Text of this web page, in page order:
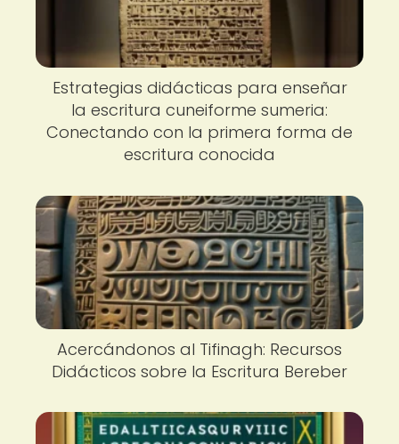
Estrategias didácticas para enseñar
la escritura cuneiforme sumeria:
Conectando con la primera forma de
escritura conocida
Acercándonos al Tifinagh: Recursos
Didácticos sobre la Escritura Bereber